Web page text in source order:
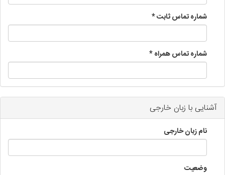
شماره تماس ثابت*
شماره تماس همراه*
آشنایی با زبان خارجی
نام زبان خارجی
وضعیت